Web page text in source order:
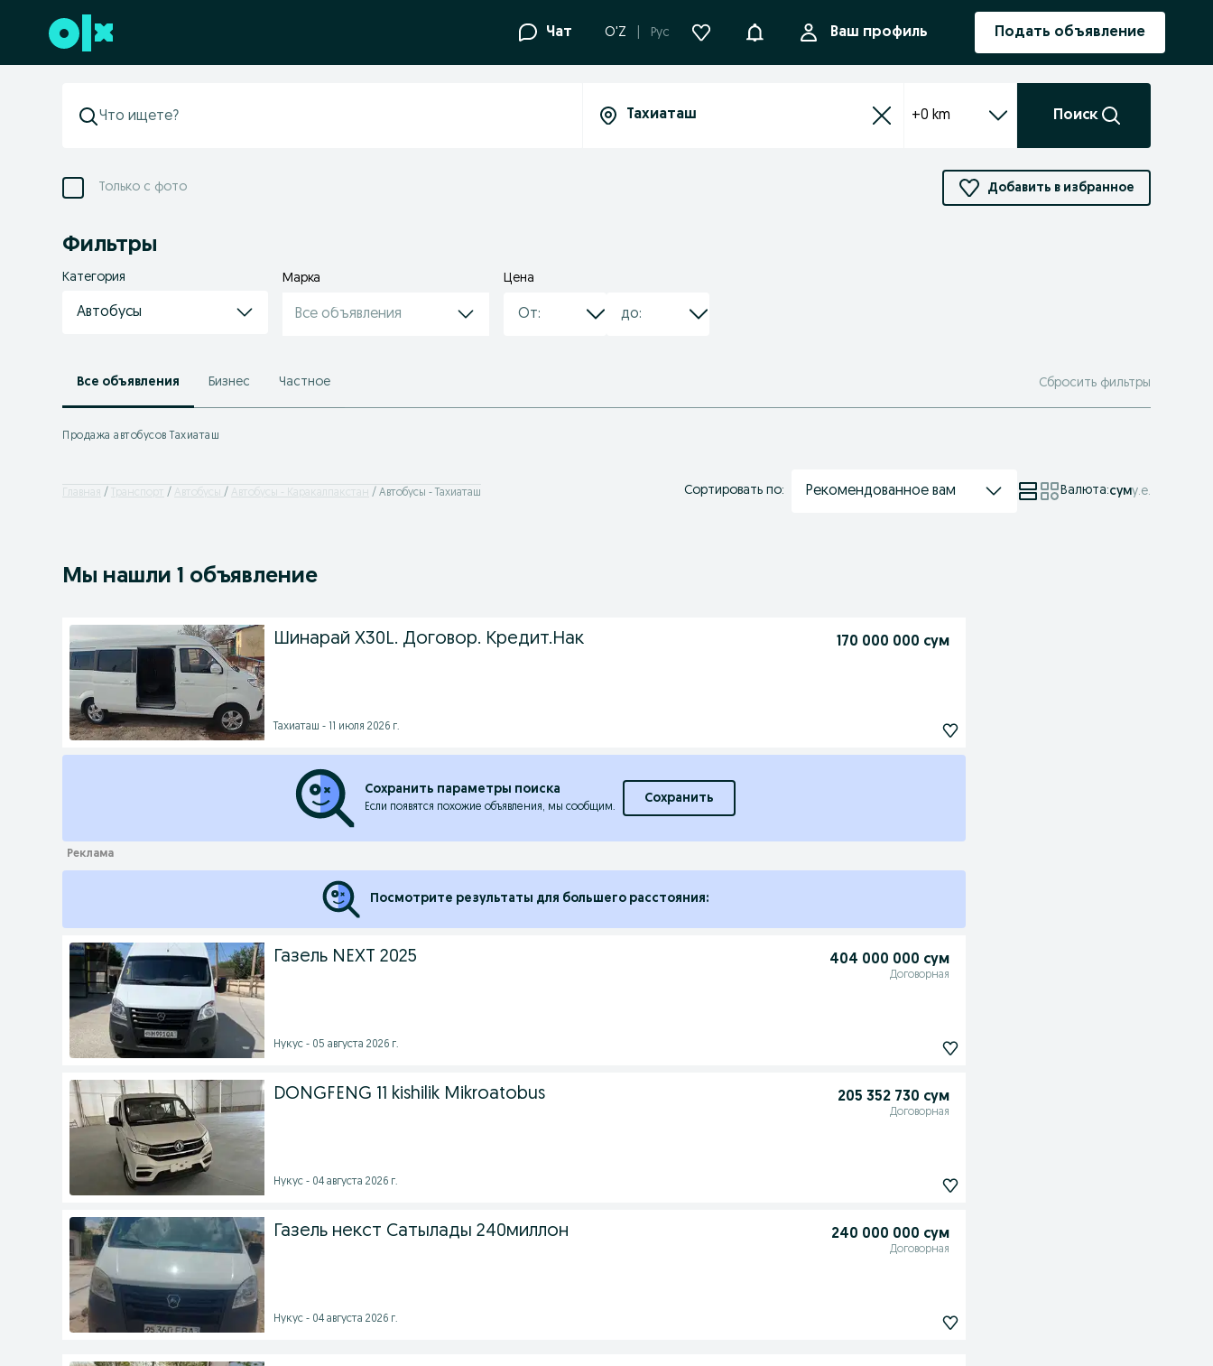
Перейти к нижнему колонтитулу Чат O'Z Рус УведомленияВаш профиль Подать объявление
+0 km Поиск
Только с фото Добавить в избранное
Фильтры
Категория
Автобусы
Марка
Все объявления
Цена
Все объявления Бизнес Частное Сбросить фильтры
Продажа автобусов Тахиаташ
Главная Транспорт Автобусы Автобусы - Каракалпакстан Автобусы - Тахиаташ Сортировать по: Рекомендованное вам Валюта:суму.е.
Мы нашли 1 объявление
Шинарай Х30L. Договор. Кредит.Нак 170 000 000 сум
Тахиаташ - 11 июля 2026 г.
Сохранить параметры поиска
Если появятся похожие объявления, мы сообщим.
Сохранить
Посмотрите результаты для большего расстояния:
Газель NEXT 2025 404 000 000 сум
Договорная
Нукус - 05 августа 2026 г.
DONGFENG 11 kishilik Mikroatobus 205 352 730 сум
Договорная
Нукус - 04 августа 2026 г.
Газель некст Сатылады 240миллон 240 000 000 сум
Договорная
Нукус - 04 августа 2026 г.